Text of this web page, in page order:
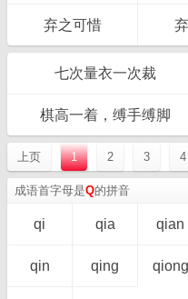
弃之可惜
七次量衣一次裁
棋高一着，缚手缚脚
上页 1 2 3 4
成语首字母是Q的拼音
qi qia qian
qin qing qiong